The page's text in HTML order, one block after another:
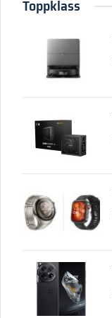
Toppklass